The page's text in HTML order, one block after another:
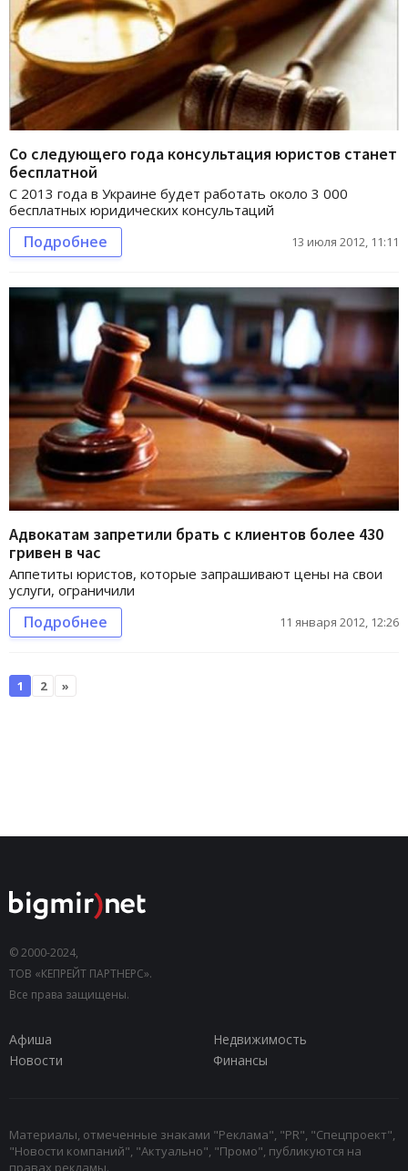
Со следующего года консультация юристов станет
бесплатной
С 2013 года в Украине будет работать около 3 000
бесплатных юридических консультаций
Подробнее 13 июля 2012, 11:11
Адвокатам запретили брать с клиентов более 430
гривен в час
Аппетиты юристов, которые запрашивают цены на свои
услуги, ограничили
Подробнее 11 января 2012, 12:26
1 2 »
© 2000-2024,
ТОВ «КЕПРЕЙТ ПАРТНЕРС».
Все права защищены.
Афиша
Недвижимость
Новости
Финансы
Материалы, отмеченные знаками "Реклама", "PR", "Спецпроект",
"Новости компаний", "Актуально", "Промо", публикуются на
правах рекламы.